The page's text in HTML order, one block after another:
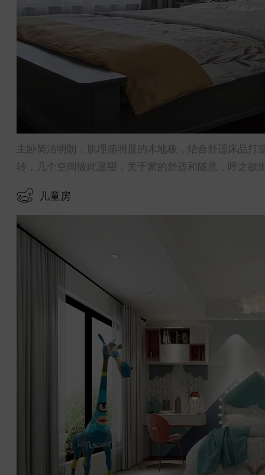
主卧简洁明朗，肌理感明显的木地板，结合舒适床品
转，几个空间彼此遥望，关于家的舒适和随意，呼之欲
儿童房